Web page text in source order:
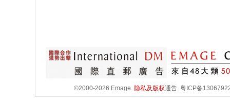
©2000-2026 Emage. 隐私及版权通告. 粤ICP备